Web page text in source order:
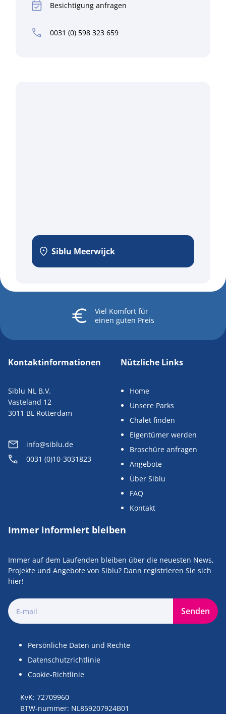
Besichtigung anfragen
0031 (0) 598 323 659
Siblu Meerwijck
Viel Komfortfür
einen guten Preis
Kontaktinformationen
Siblu NL B.V.
Vasteland 12
3011 BL Rotterdam
info@siblu.de
0031 (0)10-3031823
Nützliche Links
Home
Unsere Parks
Chalet finden
Eigentümer werden
Broschüre anfragen
Angebote
Über Siblu
FAQ
Kontakt
Immer informiert bleiben
Immer auf dem Laufenden bleiben über die neuesten News,
Projekte und Angebote von Siblu? Dann registrieren Sie sich
hier!
Senden
KvK: 72709960
BTW-nummer: NL859207924B01
Persönliche Daten und Rechte
Datenschutzrichtlinie
Cookie-Richtlinie